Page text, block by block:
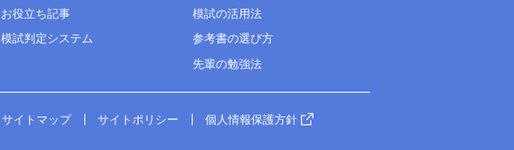
お役立ち記事
模試判定システム
模試の活用法
参考書の選び方
先輩の勉強法
サイトマップ サイトポリシー 個人情報保護方針